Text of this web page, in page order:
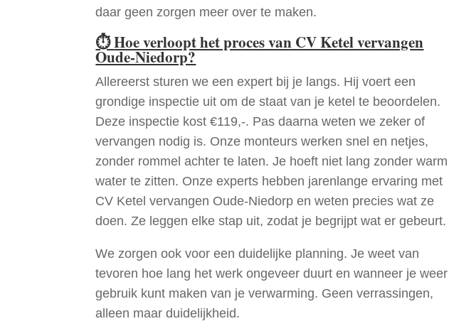
daar geen zorgen meer over te maken.
⏱Hoe verloopt het proces van CV Ketel vervangen
Oude-Niedorp?
Allereerst sturen we een expert bij je langs. Hij voert een
grondige inspectie uit om de staat van je ketel te beoordelen.
Deze inspectie kost €119,-. Pas daarna weten we zeker of
vervangen nodig is. Onze monteurs werken snel en netjes,
zonder rommel achter te laten. Je hoeft niet lang zonder warm
water te zitten. Onze experts hebben jarenlange ervaring met
CV Ketel vervangen Oude-Niedorp en weten precies wat ze
doen. Ze leggen elke stap uit, zodat je begrijpt wat er gebeurt.
We zorgen ook voor een duidelijke planning. Je weet van
tevoren hoe lang het werk ongeveer duurt en wanneer je weer
gebruik kunt maken van je verwarming. Geen verrassingen,
alleen maar duidelijkheid.